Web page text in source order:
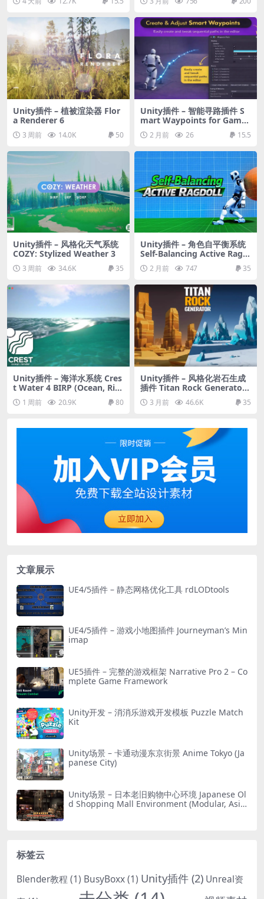
lity AI)
Unity插件 – 植被渲染器 Flor
a Renderer 6
3 周前 14.0K 50
Unity插件 – 智能寻路插件 S
mart Waypoints for Game
Creator 2
2 月前 26 15.5
Unity插件 – 风格化天气系统
COZY: Stylized Weather 3
3 周前 34.6K 35
Unity插件 – 角色自平衡系统
Self-Balancing Active Ragd
oll 2 月前 747 35
Unity插件 – 海洋水系统 Cres
t Water 4 BIRP (Ocean, Riv
ers & Lakes)
1 周前 20.9K 80
Unity插件 – 风格化岩石生成
插件 Titan Rock Generator
20253 月前 46.6K 35
文章展示
UE4/5插件 – 静态网格优化工具 rdLODtools
UE4/5插件 – 游戏小地图插件 Journeyman’s Min
imap
UE5插件 – 完整的游戏框架 Narrative Pro 2 – Co
mplete Game Framework
Unity开发 – 消消乐游戏开发模板 Puzzle Match
Kit
Unity场景 – 卡通动漫东京街景 Anime Tokyo (Ja
panese City)
Unity场景 – 日本老旧购物中心环境 Japanese Ol
d Shopping Mall Environment (Modular, Asia
标签云
Blender教程 (1) BusyBoxx(1) Unity插件 (2) Unreal资